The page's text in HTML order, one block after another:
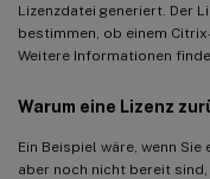
Lizenzdatei generiert. Der
bestimmen, ob einem
Weitere Informationen
Warum eine Lizenz
Ein Beispiel wäre, wenn Sie
aber noch nicht bereit